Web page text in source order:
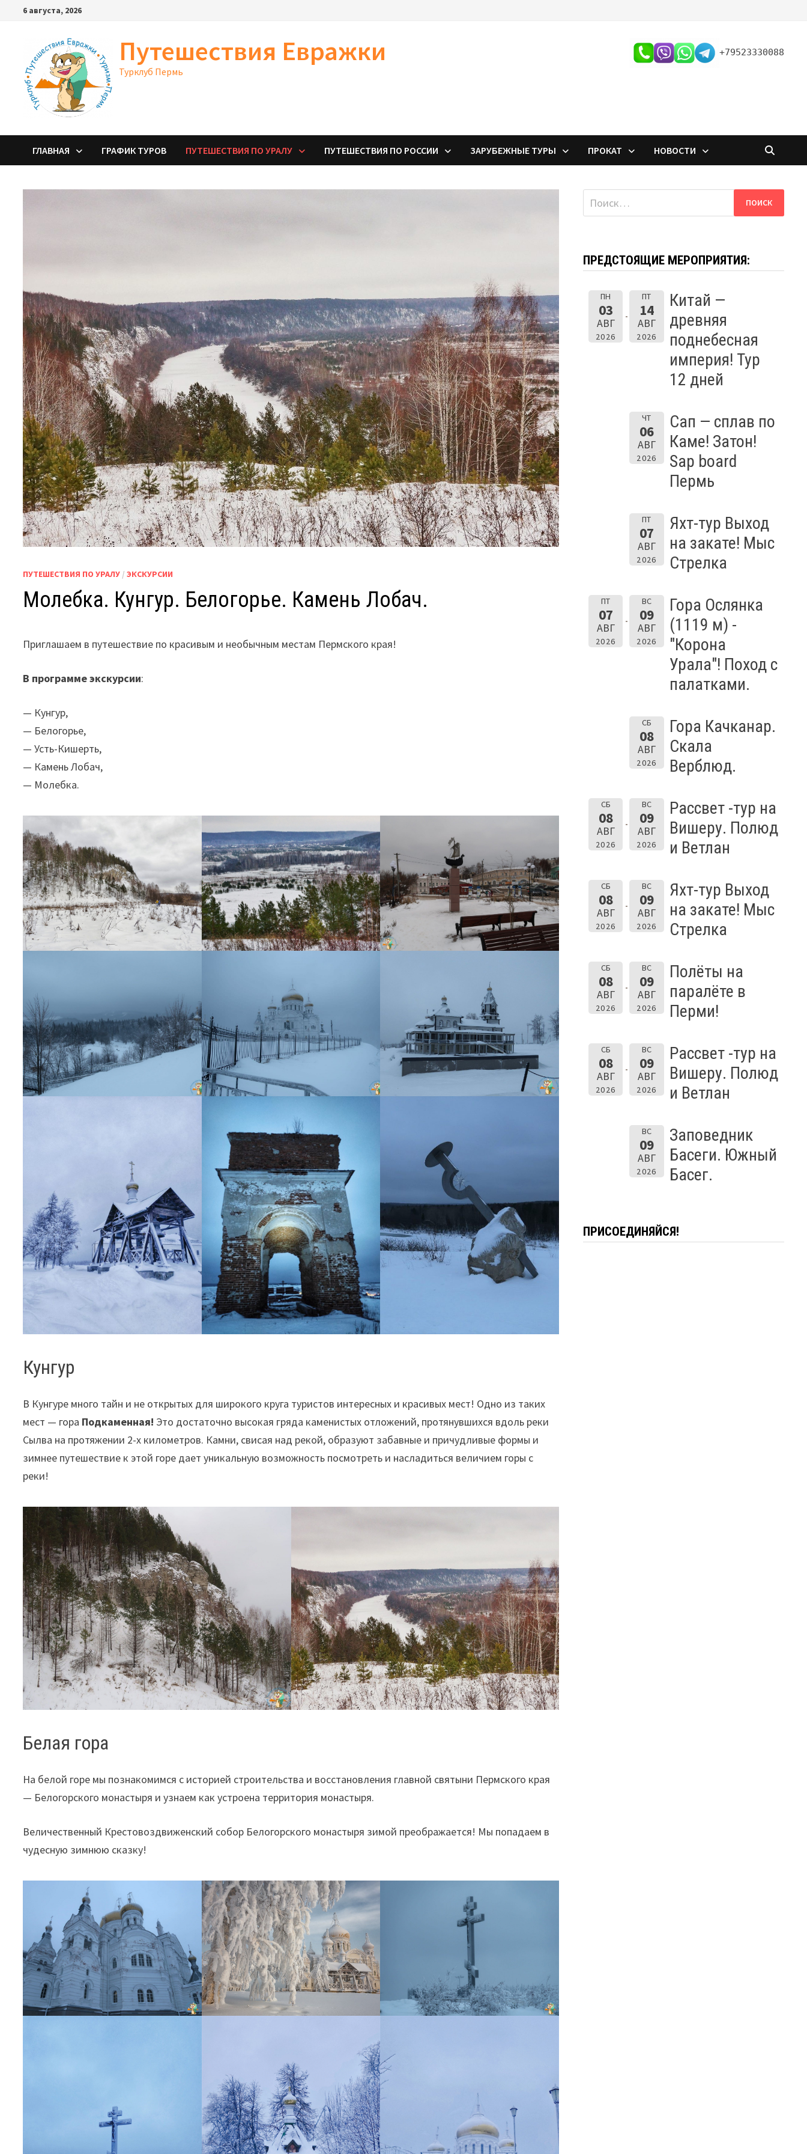
Перейти
содержимому
6 августа, 2026
Путешествия Евражки
Турклуб Пермь
+79523330088
ГЛАВНАЯ ГРАФИК ТУРОВ ПУТЕШЕСТВИЯ ПО УРАЛУ ПУТЕШЕСТВИЯ ПО РОССИИ ЗАРУБЕЖНЫЕ ТУРЫ ПРОКАТ НОВОСТИ
ПУТЕШЕСТВИЯ ПО УРАЛУ /ЭКСКУРСИИ
Молебка. Кунгур. Белогорье. Камень Лобач.
Приглашаем в путешествие по красивым и необычным местам Пермского края!
В программе экскурсии:
— Кунгур,
— Белогорье,
— Усть-Кишерть,
— Камень Лобач,
— Молебка.
Кунгур
В Кунгуре много тайн и не открытых для широкого круга туристов интересных и красивых мест! Одно из таких
мест — гора Подкаменная! Это достаточно высокая гряда каменистых отложений, протянувшихся вдоль реки
Сылва на протяжении 2-х километров. Камни, свисая над рекой, образуют забавные и причудливые формы и
зимнее путешествие к этой горе дает уникальную возможность посмотреть и насладиться величием горы с
реки!
Белая гора
На белой горе мы познакомимся с историей строительства и восстановления главной святыни Пермского края
— Белогорского монастыря и узнаем как устроена территория монастыря.
Величественный Крестовоздвиженский собор Белогорского монастыря зимой преображается! Мы попадаем в
чудесную зимнюю сказку!
Найти:
ПРЕДСТОЯЩИЕ МЕРОПРИЯТИЯ:
ПН
03
АВГ
2026
ПТ
14
АВГ
2026
Китай —
древняя
поднебесная
империя! Тур
12 дней
ЧТ
06
АВГ
2026
Сап — сплав по
Каме! Затон!
Sap board
Пермь
ПТ
07
АВГ
2026
Яхт-тур Выход
на закате! Мыс
Стрелка
ПТ
07
АВГ
2026
ВС
09
АВГ
2026
Гора Ослянка
(1119 м) -
"Корона
Урала"! Поход с
палатками.
СБ
08
АВГ
2026
Гора Качканар.
Скала
Верблюд.
СБ
08
АВГ
2026
ВС
09
АВГ
2026
Рассвет -тур на
Вишеру. Полюд
и Ветлан
СБ
08
АВГ
2026
ВС
09
АВГ
2026
Яхт-тур Выход
на закате! Мыс
Стрелка
СБ
08
АВГ
2026
ВС
09
АВГ
2026
Полёты на
паралёте в
Перми!
СБ
08
АВГ
2026
ВС
09
АВГ
2026
Рассвет -тур на
Вишеру. Полюд
и Ветлан
ВС
09
АВГ
2026
Заповедник
Басеги. Южный
Басег.
ПРИСОЕДИНЯЙСЯ!